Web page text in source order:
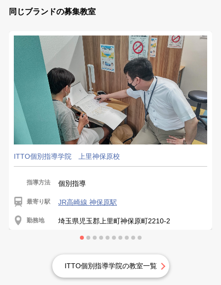
同じブランドの募集教室
ITTO個別指導学院 上里神保原校
指導方法 個別指導
最寄り駅 JR高崎線 神保原駅
勤務地 埼玉県児玉郡上里町神保原町2210-2
ITTO個別指導学院の教室一覧